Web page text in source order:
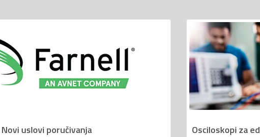
uslovi poručivanja Osciloskopi za